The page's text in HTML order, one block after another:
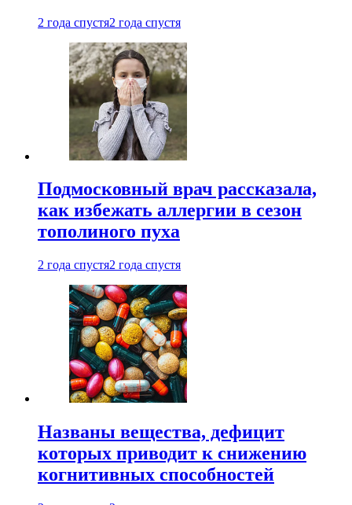
2 года спустя2 года спустя
Подмосковный врач рассказала,
как избежать аллергии в сезон
тополиного пуха
2 года спустя2 года спустя
Названы вещества, дефицит
которых приводит к снижению
когнитивных способностей